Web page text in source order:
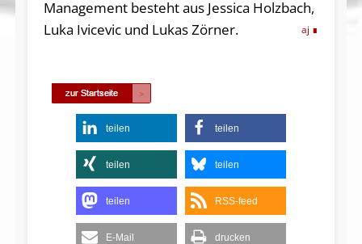
Management besteht aus Jessica Holzbach,
Luka Ivicevic und Lukas Zörner.
aj
teilen teilen
teilen teilen
teilen RSS-feed
E-Mail drucken